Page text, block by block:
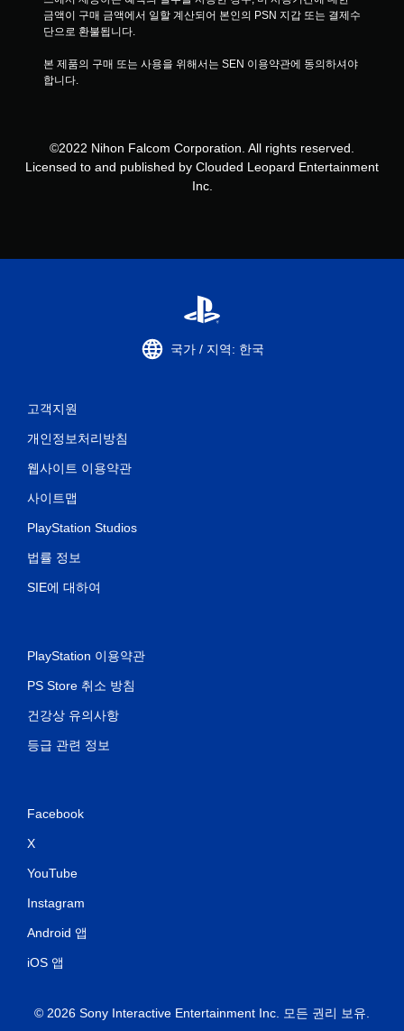
금액이 구매 금액에서 일할 계산되어 본인의 PSN 지갑 또는 결제수
단으로 환불됩니다.
본 제품의 구매 또는 사용을 위해서는 SEN 이용약관에 동의하셔야
합니다.
©2022 Nihon Falcom Corporation. All rights reserved.
Licensed to and published by Clouded Leopard Entertainment
Inc.
국가 / 지역: 한국
고객지원
개인정보처리방침
웹사이트 이용약관
사이트맵
PlayStation Studios
법률 정보
SIE에 대하여
PlayStation 이용약관
PS Store 취소 방침
건강상 유의사항
등급 관련 정보
Facebook
X
YouTube
Instagram
Android 앱
iOS 앱
© 2026 Sony Interactive Entertainment Inc. 모든 권리 보유.